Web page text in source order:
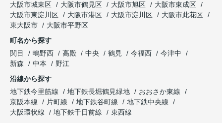
大阪市城東区
大阪市鶴見区 大阪市旭区
大阪市東成区
大阪市東淀川区
大阪市港区 大阪市淀川区
大阪市此花区
東大阪市
大阪市平野区
町名から探す
関目
鴫野西 高殿 中央 鶴見 今福西
今津中
新森
中本
野江
沿線から探す
地下鉄今里筋線
地下鉄長堀鶴見緑地
おおさか東線
京阪本線
片町線 地下鉄谷町線
地下鉄中央線
大阪環状線
地下鉄千日前線
東西線